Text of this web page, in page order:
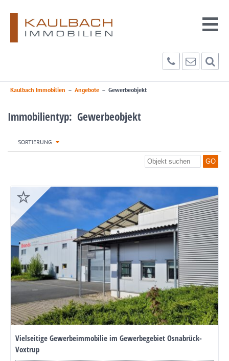
Kaulbach Immobilien – Angebote – Gewerbeobjekt
Immobilientyp: Gewerbeobjekt
SORTIERUNG
Vielseitige Gewerbeimmobilie im Gewerbegebiet Osnabrück-
Voxtrup